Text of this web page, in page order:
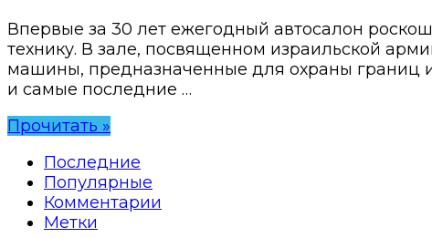
Впервые за 30 лет ежегодный автосалон
технику. В зале, посвященном израильской
машины, предназначенные для охраны границ и
и самые последние …
Прочитать »
Последние
Популярные
Комментарии
Метки